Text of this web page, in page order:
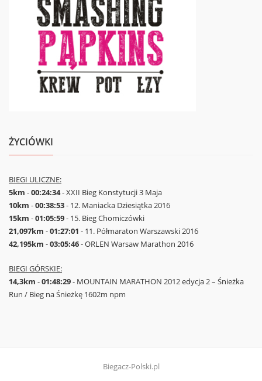
ŻYCIÓWKI
BIEGI ULICZNE:
5km -00:24:34- XXII Bieg Konstytucji 3 Maja
10km -00:38:53- 12. Maniacka Dziesiątka 2016
15km -01:05:59- 15. Bieg Chomiczówki
21,097km -01:27:01 - 11. Półmaraton Warszawski 2016
42,195km -03:05:46- ORLEN Warsaw Marathon 2016
BIEGI GÓRSKIE:
14,3km -01:48:29- MOUNTAIN MARATHON 2012 edycja 2 – Śnieżka
Run / Bieg na Śnieżkę 1602m npm
Biegacz-Polski.pl